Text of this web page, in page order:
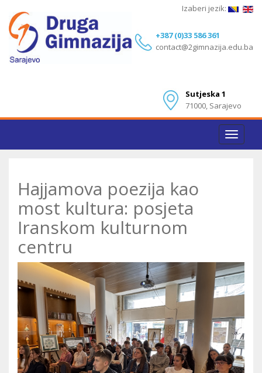
+387 (0)33 586 361
contact@2gimnazija.edu.ba
Sutjeska 1
71000, Sarajevo
Izaberi jezik:
Toggle
Hajjamova poezija kao
most kultura: posjeta
Iranskom kulturnom
centru